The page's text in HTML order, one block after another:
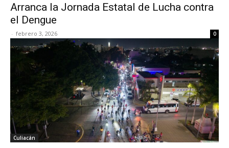
Arranca la Jornada Estatal de Lucha contra
el Dengue
- febrero 3, 2026 0
Culiacán